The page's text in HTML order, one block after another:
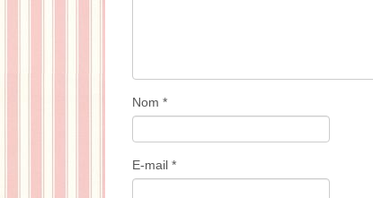
Nom *
E-mail *